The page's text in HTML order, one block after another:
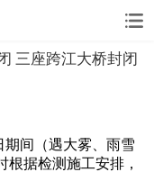
三座跨江大桥封闭
期间（遇大雾、雨雪
根据检测施工安排，